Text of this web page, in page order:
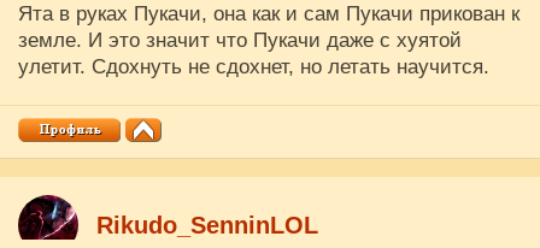
Ята в руках Пукачи, она как и сам Пукачи прикован к
земле. И это значит что Пукачи даже с хуятой
улетит. Сдохнуть не сдохнет, но летать научится.
Rikudo_SenninLOL